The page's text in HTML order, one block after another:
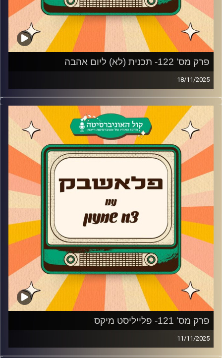
פרק מס' 122- תכנית (לא) ליום אהבה
18/11/2025
צח שמעון לוקח אתכם למסע בזמן עם כל השירים
הנוסטלגיים והרומנטיים והשירים הכי טובים לצרוח ברכב אחרי
פרידה.
קרדיט תמונות:AudioVersity
פרק מס' 121- פלייליסט מיקס
11/11/2025
צח שמעון מביא לכם פלייליסט מיקס החל משרית חדד, בנות